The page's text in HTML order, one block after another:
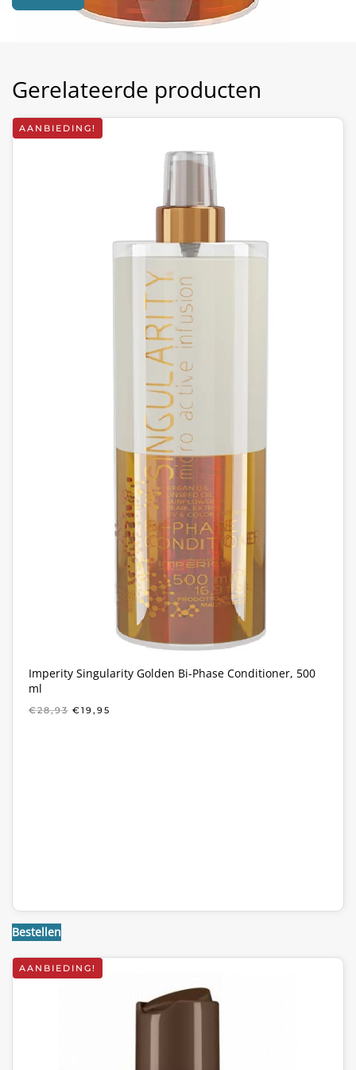
Gerelateerde producten
AANBIEDING!
Imperity Singularity Golden Bi-Phase Conditioner, 500
ml
€28,93 OORSPRONKELIJKE
€19,95
Bestellen
AANBIEDING!